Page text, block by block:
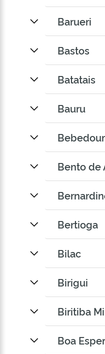
Barueri
Bastos
Batatais
Bauru
Bento de
Bertioga
Bilac
Birigui
Biritiba
Boa